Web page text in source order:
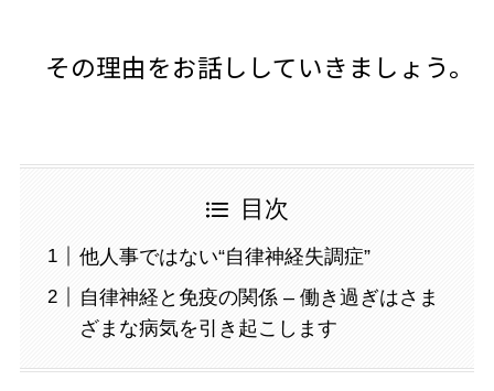
その理由をお話ししていきましょう。
目次
他人事ではない“自律神経失調症”
自律神経と免疫の関係 – 働き過ぎはさま
ざまな病気を引き起こします